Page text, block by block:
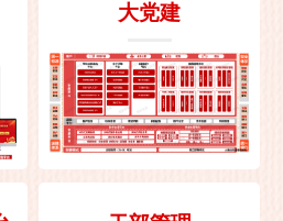
大党建